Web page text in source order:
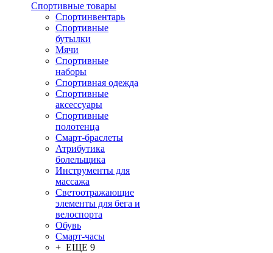
Спортивные товары
Спортинвентарь
Спортивные
бутылки
Мячи
Спортивные
наборы
Спортивная одежда
Спортивные
аксессуары
Спортивные
полотенца
Смарт-браслеты
Атрибутика
болельщика
Инструменты для
массажа
Светоотражающие
элементы для бега и
велоспорта
Обувь
Смарт-часы
+ ЕЩЕ 9